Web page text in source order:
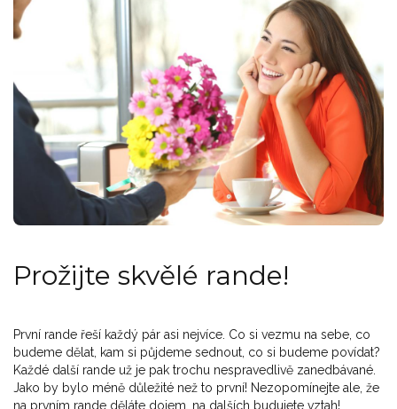
Prožijte skvělé rande!
První rande řeší každý pár asi nejvíce. Co si vezmu na sebe, co
budeme dělat, kam si půjdeme sednout, co si budeme povídat?
Každé další rande už je pak trochu nespravedlivě zanedbávané.
Jako by bylo méně důležité než to první! Nezopomínejte ale, že
na prvním rande děláte dojem, na dalších budujete vztah!